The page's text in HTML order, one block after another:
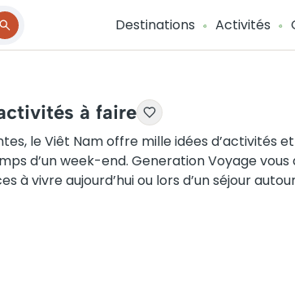
Destinations Activités
à faire
le Viêt Nam offre mille idées d’activités
d’un week-end. Generation Voyage vous
à vivre aujourd’hui ou lors d’un séjour